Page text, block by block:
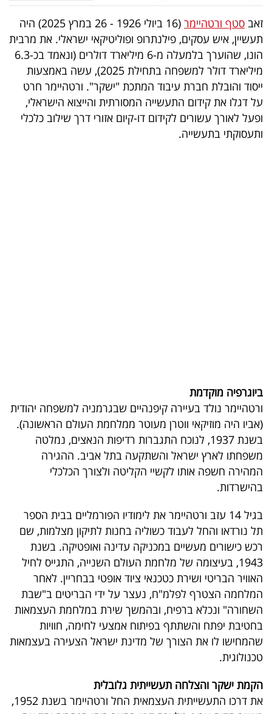
עסקי
ספורט
קריירה
ולימודים
מינויים
רייטינג
פודקאסט
40
UNDER
40
פעולה
דרושים
ניוזלטרים
מייל
זאב סטף ורטהיימר
(16 ביולי 1926 - 26 במרץ 2025) היה
תעשיין, איש עסקים, פילנתרופ ופוליטיקאי ישראלי. את מרבית
הונו, שהוערך בלמעלה מ-6 מיליארד דולרים (ונאמד בכ-6.3
מיליארד דולר למשפחה בתחילת 2025), עשה באמצעות
ייסוד והובלת חברת עיבוד המתכת "ישקר". ורטהיימר חרט
על דגלו את קידום התעשייה המסורתית והייצוא הישראלי,
ופעל לאורך עשורים לקידום דו-קיום אזורי דרך שילוב כלכלי
ותעסוקתי בתעשייה.
ביוגרפיה מוקדמת
ורטהיימר נולד בעיירה קיפנהיים שבגרמניה למשפחה יהודית
(אביו היה מוזיקאי ווטרן מעוטר ממלחמת העולם הראשונה).
בשנת 1937, לנוכח התגברות רדיפות הנאצים, נמלטה
משפחתו לארץ ישראל והשתקעה בתל אביב. ההגירה
המהירה חשפה אותו לקשיי הקליטה ולצורך הכלכלי
בהישרדות.
בגיל 14 עזב ורטהיימר את לימודיו הפורמליים בבית הספר
תל נורדאו והחל לעבוד כשוליה בחנות לתיקון מצלמות, שם
רכש כישורים מעשיים במכניקה עדינה ואופטיקה. בשנת
1943, בעיצומה של מלחמת העולם השנייה, התגייס לחיל
האוויר הבריטי ושירת כטכנאי ציוד אופטי בבחריין. לאחר
המלחמה הצטרף לפלמ"ח, נעצר על ידי הבריטים ב"שבת
השחורה" ונכלא ברפיח, ובהמשך שירת במלחמת העצמאות
בחטיבת יפתח והשתתף בפיתוח אמצעי לחימה, חוויות
שהמחישו לו את הצורך של מדינת ישראל הצעירה בעצמאות
טכנולוגית.
הקמת ישקר והצלחה תעשייתית גלובלית
את דרכו התעשייתית העצמאית החל ורטהיימר בשנת 1952,